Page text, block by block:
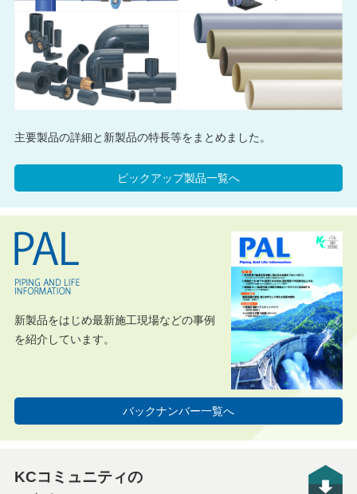
主要製品の詳細と新製品の特長等をまとめました。
ピックアップ製品一覧へ
新製品をはじめ最新施工現場などの事例
を紹介しています。
バックナンバー一覧へ
KCコミュニティの